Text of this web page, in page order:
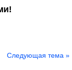
Следующая тема »